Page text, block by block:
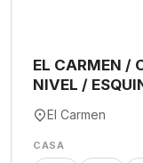
EL CARMEN /
NIVEL /
El Carmen
CASA